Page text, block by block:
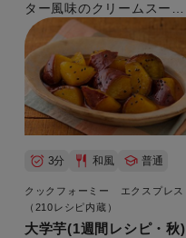
ター風味のクリームスー
プ。 【準備時間：10分】
3分 和風 普通
クックフォーミー エクスプレス
（210レシピ内蔵）
大学芋(1週間レシピ・秋)